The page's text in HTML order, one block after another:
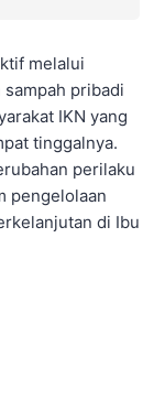
melalui
pribadi
IKN yang
tinggalnya.
perilaku
pengelolaan
di Ibu